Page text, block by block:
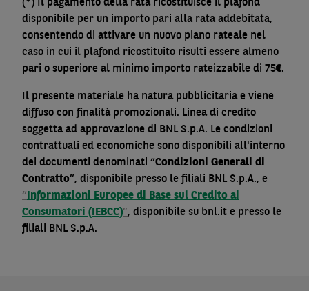
(*) Il pagamento della rata ricostituisce il plafond
disponibile per un importo pari alla rata addebitata,
consentendo di attivare un nuovo piano rateale nel
caso in cui il plafond ricostituito risulti essere almeno
pari o superiore al minimo importo rateizzabile di 75€.
Il presente materiale ha natura pubblicitaria e viene
diffuso con finalità promozionali. Linea di credito
soggetta ad approvazione di BNL S.p.A. Le condizioni
contrattuali ed economiche sono disponibili all'interno
dei documenti denominati “Condizioni Generali di
Contratto”, disponibile presso le filiali BNL S.p.A., e
“ Informazioni Europee di Base sul Credito ai
Consumatori (IEBCC)”, disponibile su bnl.it e presso le
filiali BNL S.p.A.